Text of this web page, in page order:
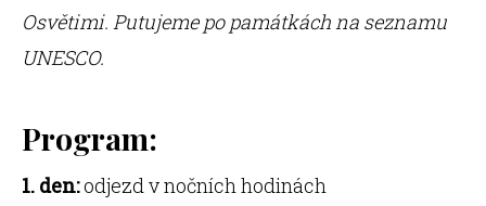
Osvětimi. Putujeme po památkách na seznamu
UNESCO.
Program:
1. den:odjezd v nočních hodinách